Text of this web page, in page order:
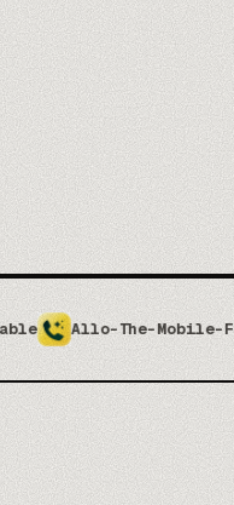
Mobile-First-Company